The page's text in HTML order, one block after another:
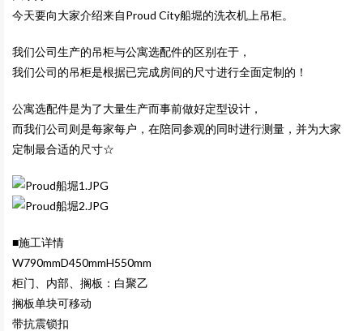
今天要向大家介绍来自Proud City船堀的洗衣机上吊柜。
我们公司生产的吊柜与公寓选配件的区别在于，
我们公司的吊柜是根据已完成房间的尺寸进行全面定制的！
公寓选配件是为了大量生产而事前做好定型设计，
而我们公司则是每家每户，在陪同参观的同时进行测量，并为大家
定制最合适的尺寸☆
■施工详情
W790mmD450mmH550mm
柜门、内部、搁板：白聚乙
搁板单块可移动
带抗震锁扣